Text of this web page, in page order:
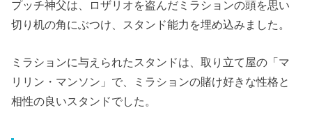
プッチ神父は、ロザリオを盗んだミラションの頭を思い
切り机の角にぶつけ、スタンド能力を埋め込みました。
ミラションに与えられたスタンドは、取り立て屋の「マ
リリン・マンソン」で、ミラションの賭け好きな性格と
相性の良いスタンドでした。